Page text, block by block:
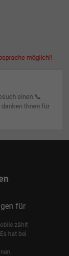
möglich!!
einen 📞
Ihnen für
für
zählt
hat bei